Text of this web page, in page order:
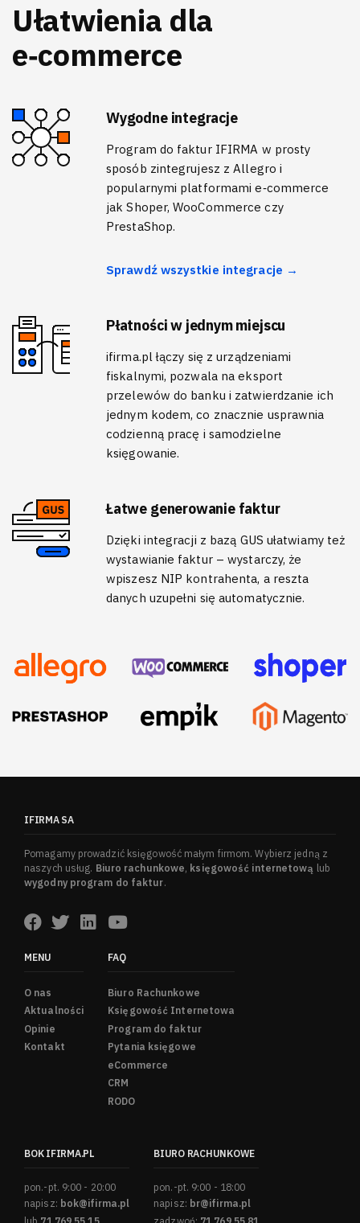
Ułatwienia dla
e‑commerce
Wygodne integracje
Program do faktur IFIRMA w prosty
sposób zintegrujesz z Allegro i
popularnymi platformami e‑commerce
jak Shoper, WooCommerce czy
PrestaShop.
Sprawdź wszystkie integracje →
Płatności w jednym miejscu
ifirma.pl łączy się z urządzeniami
fiskalnymi, pozwala na eksport
przelewów do banku i zatwierdzanie ich
jednym kodem, co znacznie usprawnia
codzienną pracę i samodzielne
księgowanie.
Łatwe generowanie faktur
Dzięki integracji z bazą GUS ułatwiamy też
wystawianie faktur – wystarczy, że
wpiszesz NIP kontrahenta, a reszta
danych uzupełni się automatycznie.
IFIRMA SA
Pomagamy prowadzić księgowość małym firmom. Wybierz jedną z
naszych usług. Biuro rachunkowe, księgowość internetową lub
wygodny program do faktur.
MENU
O nas
Aktualności
Opinie
Kontakt
FAQ
Biuro Rachunkowe
Księgowość Internetowa
Program do faktur
Pytania księgowe
eCommerce
CRM
RODO
BOK IFIRMA.PL
pon.-pt. 9:00 - 20:00
napisz: bok@ifirma.pl
BIURO RACHUNKOWE
pon.-pt. 9:00 - 18:00
napisz: br@ifirma.pl